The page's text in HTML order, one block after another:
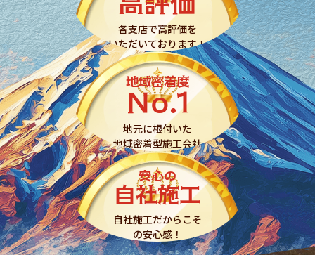
各支店で高評価を
いただいております！
地域密着度
Ｎｏ.1
地元に根付いた
地域密着型施工会社
安心の
自社施工
自社施工だからこそ
の安心感！